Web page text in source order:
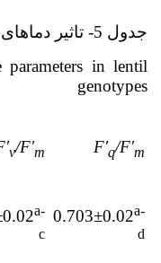
جدول 5- تاثیر دماهای یخ‌زدگی بر عوامل فلورسانس کلروفیل در ژنوتیپ‌های عدس
in lentil
genotypes
F′q/F′m
v/F′m
0.703±0.02a-
d
a-
c